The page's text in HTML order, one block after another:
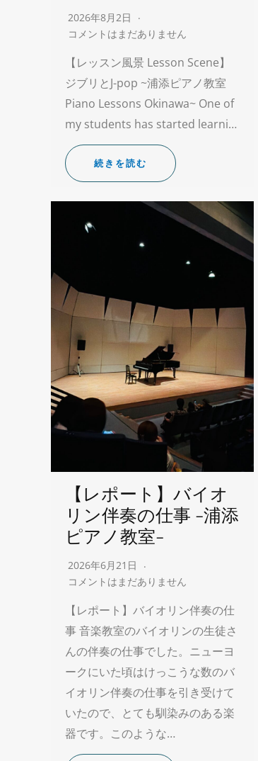
2026年8月2日
コメントはまだありません
【レッスン風景 Lesson Scene】
ジブリとJ-pop ~浦添ピアノ教室
Piano Lessons Okinawa~ One of
my students has started learni…
続きを読む
【レポート】バイオ
リン伴奏の仕事 -浦添
ピアノ教室-
2026年6月21日
コメントはまだありません
【レポート】バイオリン伴奏の仕
事 音楽教室のバイオリンの生徒さ
んの伴奏の仕事でした。ニューヨ
ークにいた頃はけっこうな数のバ
イオリン伴奏の仕事を引き受けて
いたので、とても馴染みのある楽
器です。このような…